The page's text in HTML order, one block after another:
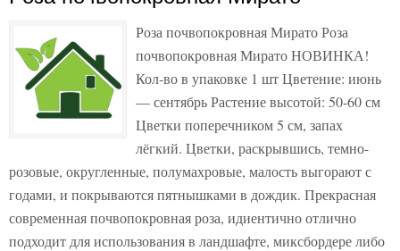
Роза почвопокровная Мирато Роза
почвопокровная Мирато НОВИНКА!
Кол-во в упаковке 1 шт Цветение: июнь
— сентябрь Растение высотой: 50-60 см
Цветки поперечником 5 см, запах
лёгкий. Цветки, раскрывшись, темно-
розовые, округленные, полумахровые, малость выгорают с
годами, и покрываются пятнышками в дождик. Прекрасная
современная почвопокровная роза, идиентично отлично
подходит для использования в ландшафте, миксбордере либо